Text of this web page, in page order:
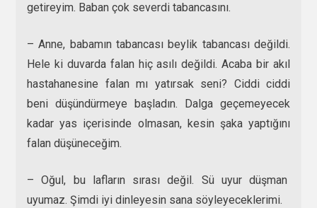
getireyim. Baban çok severdi tabancasını.
– Anne, babamın tabancası beylik tabancası değildi.
Hele ki duvarda falan hiç asılı değildi. Acaba bir akıl
hastahanesine falan mı yatırsak seni? Ciddi ciddi
beni düşündürmeye başladın. Dalga geçemeyecek
kadar yas içerisinde olmasan, kesin şaka yaptığını
falan düşüneceğim.
– Oğul, bu lafların sırası değil. Sü uyur düşman
uyumaz. Şimdi iyi dinleyesin sana söyleyeceklerimi.